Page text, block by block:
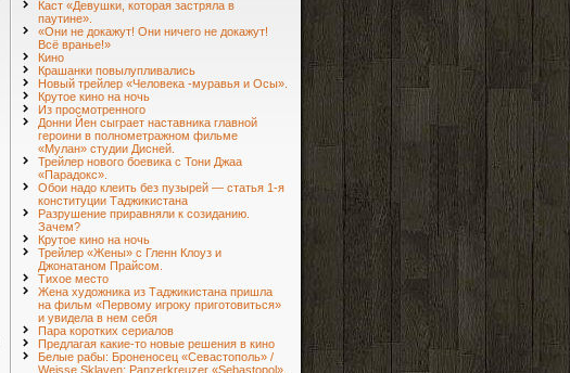
Каст «Девушки, которая застряла в
паутине».
«Они не докажут! Они ничего не докажут!
Всё вранье!»
Кино
Крашанки повылупливались
Новый трейлер «Человека -муравья и Осы».
Крутое кино на ночь
Из просмотренного
Донни Йен сыграет наставника главной
героини в полнометражном фильме
«Мулан» студии Дисней.
Трейлер нового боевика с Тони Джаа
«Парадокс».
Обои надо клеить без пузырей — статья 1-я
конституции Таджикистана
Разрушение приравняли к созиданию.
Зачем?
Крутое кино на ночь
Трейлер «Жены» с Гленн Клоуз и
Джонатаном Прайсом.
Тихое место
Жена художника из Таджикистана пришла
на фильм «Первому игроку приготовиться»
и увидела в нем себя
Пара коротких сериалов
Предлагая какие-то новые решения в кино
Белые рабы: Броненосец «Севастополь» /
Weisse Sklaven: Panzerkreuzer «Sebastopol»,